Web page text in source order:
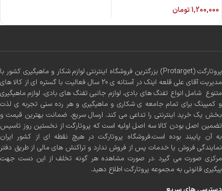
1,200,000تومان
پروتارگت (Protarget) بزرگترین فروشگاه اینترنتی لوازم شکار و ماهیگیری کشور با
مدیریت آقای علی قلعه اینک در آستانه ی 20 سال فعالیت با گستره ای از کالا های
متنوع شامل انواع تفنگ های بادی، لوازم جانبی تفنگ های بادی، لوازم ماهیگیری
و کمپینگ برای تمام جامعه ی شکاری و ماهیگیری و هر رده سنی تجربه ی لذت
بخش یک خرید اینترنتی را تداعی می کند. ارسال سریع، ضمانت بهترین قیمت و
تضمین اصل بودن کالا سه اصل اولیه است که پروتارگت از نخستین روز تاسیس
به آن پایبند بوده است.فروشگاه پروتارگت در هیچ نقطه ای از کشور ایران
نمایندگی فروش یا خدمات پس از فروش ندارد و تراکنش های مالی از طریق دفتر
مرکزی صورت می گیرد .در صورت مشاهده هر گونه تخلف از این دست جهت
پیگیری قانونی به مجموعه پروتارگت اطلاع دهید.